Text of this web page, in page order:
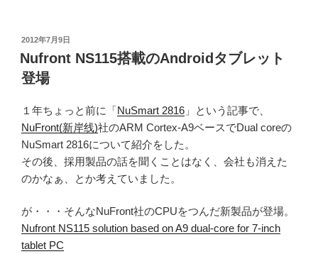
投
稿
日:
2012年7月9日
Nufront NS115搭載のAndroidタブレット
登場
１年ちょっと前に「NuSmart 2816 」という記事で、
NuFront(新岸线)社のARM Cortex-A9ベースでDual coreの
NuSmart 2816について紹介をした。
その後、採用製品の話を聞くことはなく、会社も消えた
のかなぁ、とか考えていました。
が・・・そんなNuFront社のCPUをつんだ新製品が登場。
Nufront NS115 solution based on A9 dual-core for 7-inch
tablet PC